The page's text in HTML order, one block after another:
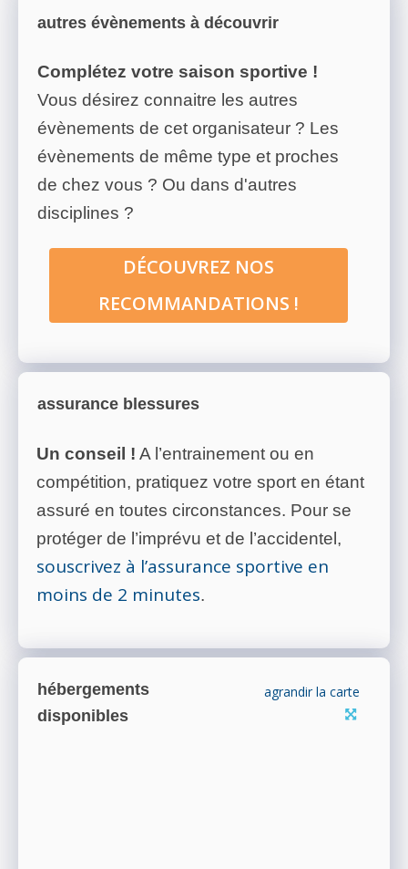
autres évènements à découvrir
Complétez votre saison sportive !
Vous désirez connaitre les autres
évènements de cet organisateur ? Les
évènements de même type et proches
de chez vous ? Ou dans d'autres
disciplines ?
DÉCOUVREZ NOS
RECOMMANDATIONS !
assurance blessures
Un conseil ! A l’entrainement ou en
compétition, pratiquez votre sport en étant
assuré en toutes circonstances. Pour se
protéger de l’imprévu et de l’accidentel,
souscrivez à l’assurance sportive en
moins de 2 minutes.
hébergements
disponibles
agrandir la carte